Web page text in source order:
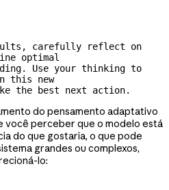
carefully reflect on
optimal
Use your thinking to
this new
the best next action.
do pensamento adaptativo
você perceber que o modelo está
do que gostaria, o que pode
grandes ou complexos,
lo: